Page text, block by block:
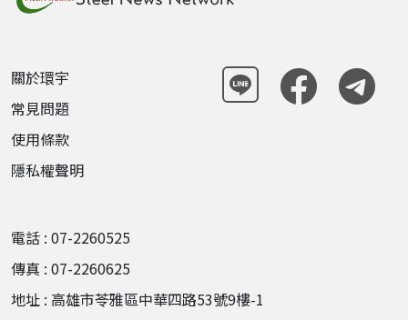
關於環宇
常見問題
使用條款
隱私權聲明
電話 : 07-2260525
傳真 : 07-2260625
地址 : 高雄市苓雅區中華四路53號9樓-1